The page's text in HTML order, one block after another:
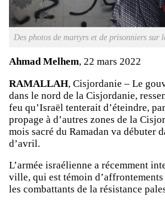
Des photos de martyrs et de prisonniers sur
Ahmad Melhem, 22 mars 2022
RAMALLAH, Cisjordanie – Le
dans le nord de la Cisjordanie,
feu qu’Israël tenterait d’éteindre,
propage à d’autres zones de la
mois sacré du Ramadan va débuter
d’avril.
L’armée israélienne a récemment
ville, qui est témoin d’affrontements
les combattants de la résistance